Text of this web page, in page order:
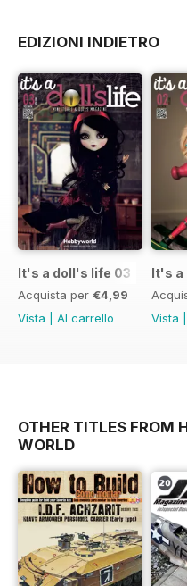
EDIZIONI INDIETRO
It's a doll's life 03
Acquista per €4,99
Vista
Al carrello
It's a
Vista
OTHER TITLES FROM
WORLD